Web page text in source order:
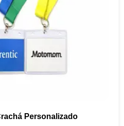
Personalizado